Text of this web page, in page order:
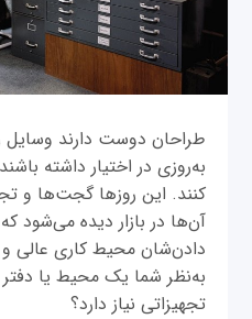
طراحان دوست دارند
به‌روزی در اختیار داشته
کنند. این روزها گجت‌ها و
آن‌ها در بازار دیده می‌شود
دادن‌شان محیط کاری عالی
به‌نظر شما یک محیط یا
تجهیزاتی نیاز دارد؟